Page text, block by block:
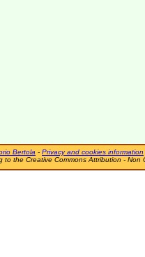
Bertola - Privacy and cookies information
to the Creative Commons Attribution - Non